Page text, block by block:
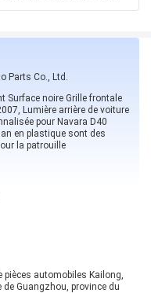
Parts Co., Ltd.
Surface noire Grille frontale
Lumière arrière de voiture
pour Navara D40
en plastique sont des
la patrouille
pièces automobiles Kailong,
Guangzhou, province du